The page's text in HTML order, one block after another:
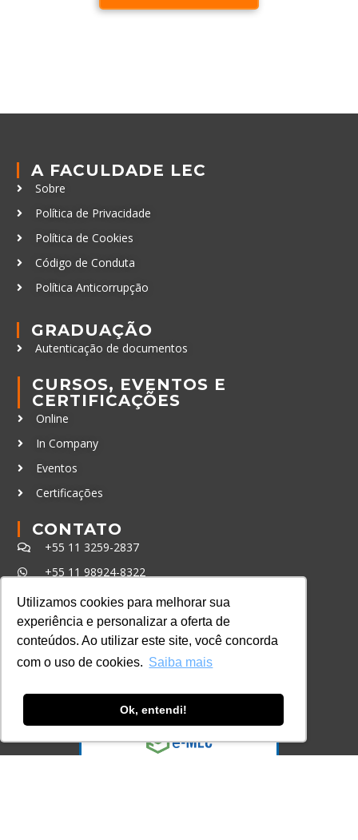
Utilizamos cookies para melhorar sua
experiência e personalizar a oferta de
conteúdos. Ao utilizar este site, você concorda
com o uso de cookies. Saiba mais
Ok, entendi!
A FACULDADE LEC
Sobre
Política de Privacidade
Política de Cookies
Código de Conduta
Política Anticorrupção
GRADUAÇÃO
Autenticação de documentos
CURSOS, EVENTOS E
CERTIFICAÇÕES
Online
In Company
Eventos
Certificações
CONTATO
+55 11 3259-2837
+55 11 98924-8322
contato@lec.com.br
Ferramenta Antifraude
Sistema e-MEC